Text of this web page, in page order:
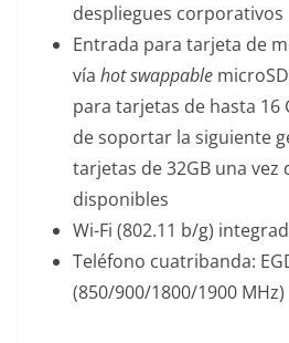
despliegues corporativos
Entrada para tarjeta de
vía hot swappable
para tarjetas de hasta 16
de soportar la siguiente
tarjetas de 32GB una vez
disponibles
Wi-Fi (802.11 b/g)
Teléfono cuatribanda:
(850/900/1800/1900 MHz)